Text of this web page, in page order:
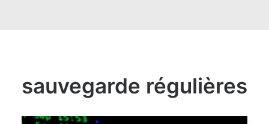
sauvegarde régulières